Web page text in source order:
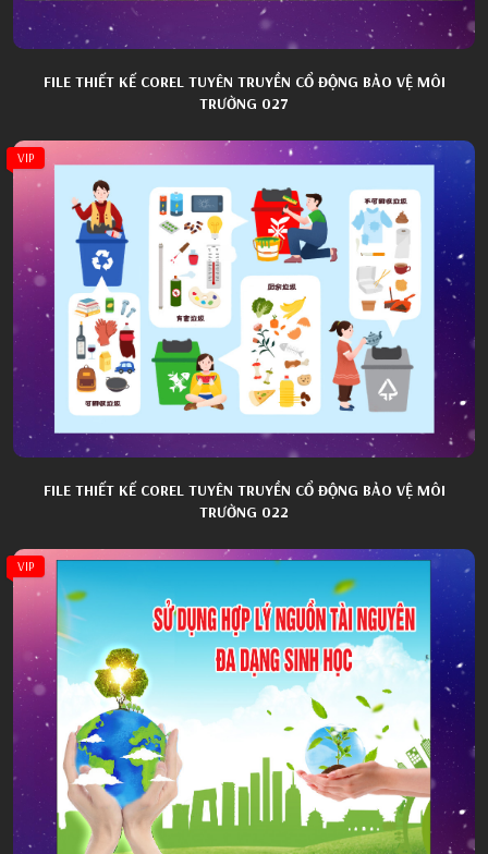
FILE THIẾT KẾ COREL TUYÊN TRUYỀN CỔ ĐỘNG BẢO VỆ MÔI
TRƯỜNG 027
VIP
FILE THIẾT KẾ COREL TUYÊN TRUYỀN CỔ ĐỘNG BẢO VỆ MÔI
TRƯỜNG 022
VIP